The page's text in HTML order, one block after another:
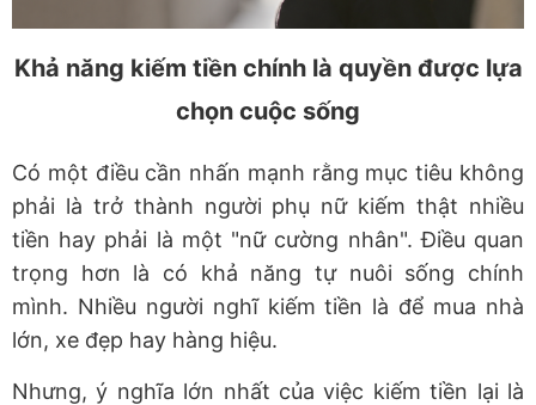
Khả năng kiếm tiền chính là quyền được lựa
chọn cuộc sống
Có một điều cần nhấn mạnh rằng mục tiêu không
phải là trở thành người phụ nữ kiếm thật nhiều
tiền hay phải là một "nữ cường nhân". Điều quan
trọng hơn là có khả năng tự nuôi sống chính
mình. Nhiều người nghĩ kiếm tiền là để mua nhà
lớn, xe đẹp hay hàng hiệu.
Nhưng, ý nghĩa lớn nhất của việc kiếm tiền lại là